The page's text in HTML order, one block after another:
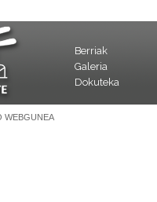
Berriak
Galeria
Dokuteka
WEBGUNEA